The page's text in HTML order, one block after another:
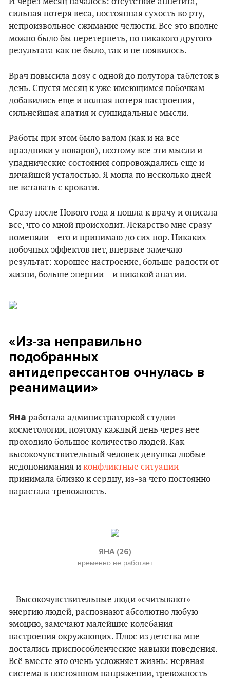
сильная потеря веса, постоянная сухость во рту,
непроизвольное сжимание челюсти. Все это вполне
можно было бы перетерпеть, но никакого другого
результата как не было, так и не появилось.
Врач повысила дозу с одной до полутора таблеток в
день. Спустя месяц к уже имеющимся побочкам
добавились еще и полная потеря настроения,
сильнейшая апатия и суицидальные мысли.
Работы при этом было валом (как и на все
праздники у поваров), поэтому все эти мысли и
упаднические состояния сопровождались еще и
дичайшей усталостью. Я могла по несколько дней
не вставать с кровати.
Сразу после Нового года я пошла к врачу и описала
все, что со мной происходит. Лекарство мне сразу
поменяли – его и принимаю до сих пор. Никаких
побочных эффектов нет, впервые замечаю
результат: хорошее настроение, больше радости от
жизни, больше энергии – и никакой апатии.
«Из-за неправильно
подобранных
антидепрессантов очнулась в
реанимации»
Яна работала администраторкой студии
косметологии, поэтому каждый день через нее
проходило большое количество людей. Как
высокочувствительный человек девушка любые
недопонимания и конфликтные ситуации
принимала близко к сердцу, из-за чего постоянно
нарастала тревожность.
ЯНА (26)
временно не работает
– Высокочувствительные люди «считывают»
энергию людей, распознают абсолютно любую
эмоцию, замечают малейшие колебания
настроения окружающих. Плюс из детства мне
достались приспособленческие навыки поведения.
Всё вместе это очень усложняет жизнь: нервная
система в постоянном напряжении, тревожность